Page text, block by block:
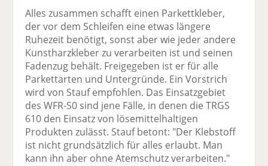
Alles zusammen schafft einen Parkettkleber,
der vor dem Schleifen eine etwas längere
Ruhezeit benötigt, sonst aber wie jeder andere
Kunstharzkleber zu verarbeiten ist und seinen
Fadenzug behält. Freigegeben ist er für alle
Parkettarten und Untergründe. Ein Vorstrich
wird von Stauf empfohlen. Das Einsatzgebiet
des WFR-S0 sind jene Fälle, in denen die TRGS
610 den Einsatz von lösemittelhaltigen
Produkten zulässt. Stauf betont: "Der Klebstoff
ist nicht grundsätzlich für alles erlaubt. Man
kann ihn aber ohne Atemschutz verarbeiten."